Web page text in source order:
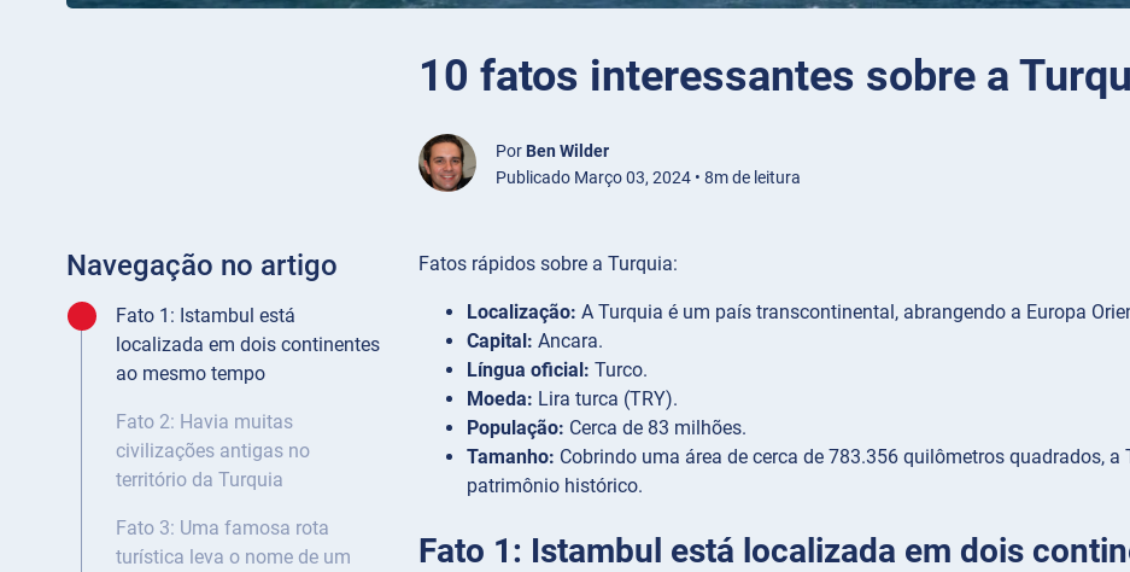
10 fatos interessantes sobre a
Por Ben Wilder
Publicado Março 03, 2024 • 8m de leitura
Navegação no artigo
Fato 1: Istambul está
localizada em dois continentes
ao mesmo tempo
Fato 2: Havia muitas
civilizações antigas no
território da Turquia
Fato 3: Uma famosa rota
turística leva o nome de um
Fatos rápidos sobre a Turquia:
Localização: A Turquia é um país transcontinental, abrangendo a Europa
Capital: Ancara.
Língua oficial: Turco.
Moeda: Lira turca (TRY).
População: Cerca de 83 milhões.
Tamanho: Cobrindo uma área de cerca de 783.356 quilômetros quadrados,
patrimônio histórico.
Fato 1: Istambul está localizada em dois